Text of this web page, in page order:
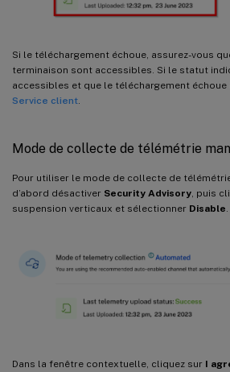
Si le téléchargement échoue, assurez-vous
terminaison sont accessibles. Si le statut
accessibles et que le téléchargement
Service client.
Mode de collecte de télémétrie
Pour utiliser le mode de collecte de
d’abord désactiver Security Advisory, puis
suspension verticaux et sélectionner Disable.
Dans la fenêtre contextuelle, cliquez sur I